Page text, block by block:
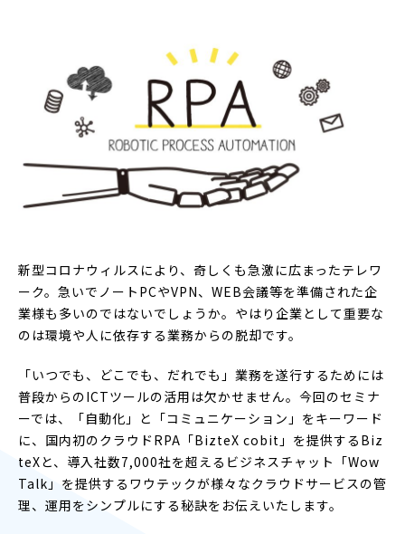
新型コロナウィルスにより、奇しくも急激に広まったテレワ
ーク。急いでノートPCやVPN、WEB会議等を準備された企
業様も多いのではないでしょうか。やはり企業として重要な
のは環境や人に依存する業務からの脱却です。
「いつでも、どこでも、だれでも」業務を遂行するためには
普段からのICTツールの活用は欠かせません。今回のセミナ
ーでは、「自動化」と「コミュニケーション」をキーワード
に、国内初のクラウドRPA「BizteX cobit」を提供するBiz
teXと、導入社数7,000社を超えるビジネスチャット「Wow
Talk」を提供するワウテックが様々なクラウドサービスの管
理、運用をシンプルにする秘訣をお伝えいたします。